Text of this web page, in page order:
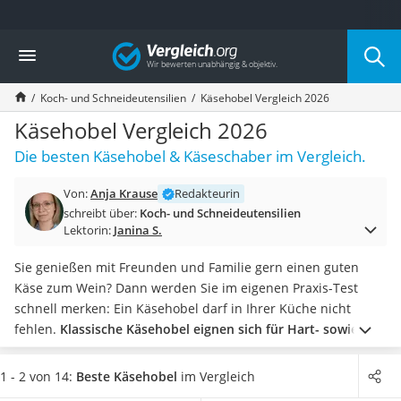
Die beliebtesten Vergleiche nach Kategorie
Haushalt
Wassersprudler
Zentralstaubsauger
Brotbackautomat
Wischroboter
Wäschespinne
Spülmaschinentabs
Akku-Staubsauger
AEG-Waschmaschine
Saug-Wisch-Roboter
Handstaubsauger
Milchaufschäumer
Kondenstrockner
Reiskocher
Vergleich
Koch- und Schneideutensilien Käsehobel Vergleich 2026
Käsehobel Vergleich 2026
Die besten Käsehobel & Käseschaber im Vergleich.
Von:Anja Krause
Redakteurin
schreibt über: Koch- und Schneideutensilien
Lektorin: Janina S.
Sie genießen mit Freunden und Familie gern einen guten
Käse zum Wein? Dann werden Sie im eigenen Praxis-Test
schnell merken: Ein Käsehobel darf in Ihrer Küche nicht
fehlen. Klassische Käsehobel eignen sich für Hart- sowie
halbfesten bis festen Schnittkäse, während die sogenannte
Girolle fast ausschließlich zum Servieren der Schweizer
1 - 2 von 14: Beste Käsehobel im Vergleich